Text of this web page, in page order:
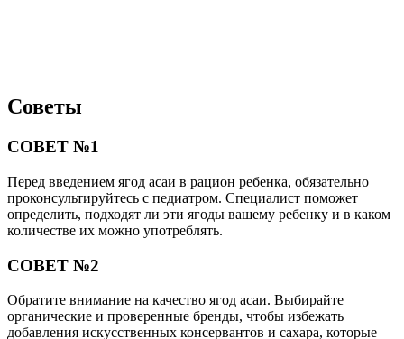
Советы
СОВЕТ №1
Перед введением ягод асаи в рацион ребенка, обязательно
проконсультируйтесь с педиатром. Специалист поможет
определить, подходят ли эти ягоды вашему ребенку и в каком
количестве их можно употреблять.
СОВЕТ №2
Обратите внимание на качество ягод асаи. Выбирайте
органические и проверенные бренды, чтобы избежать
добавления искусственных консервантов и сахара, которые